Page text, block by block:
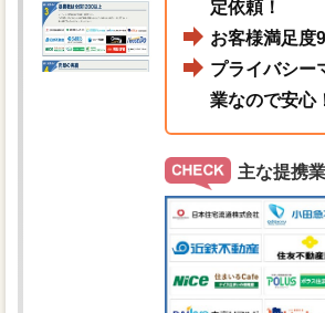
定依頼！
お客様満足度
プライバシー
業なので安心
主な提携